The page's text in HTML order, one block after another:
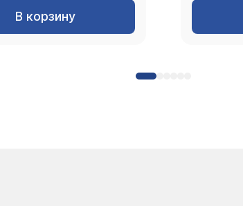
В корзину